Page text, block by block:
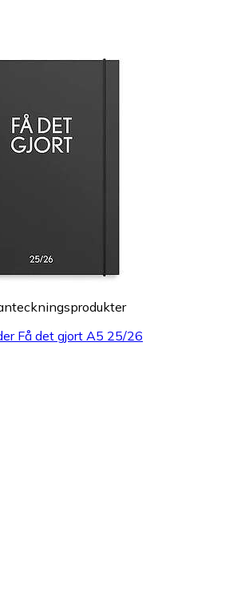
Få det gjort A5 25/26